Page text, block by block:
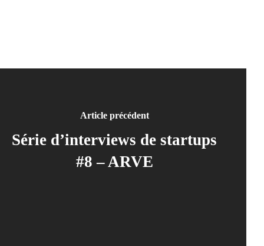
Article précédent
Série d’interviews de startups
#8 – ARVE
À propos de nous
IT